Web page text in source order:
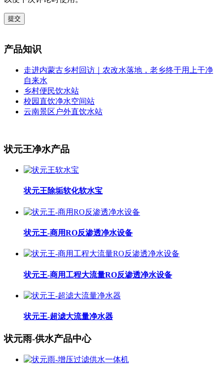
提交
产品知识
走进内蒙古乡村回访｜农改水落地，老乡终于用上干净
自来水
乡村便民饮水站
校园直饮净水空间站
云南景区户外直饮水站
状元王净水产品
状元王除垢软化软水宝
状元王-商用RO反渗透净水设备
状元王-商用工程大流量RO反渗透净水设备
状元王-超滤大流量净水器
状元雨-供水产品中心